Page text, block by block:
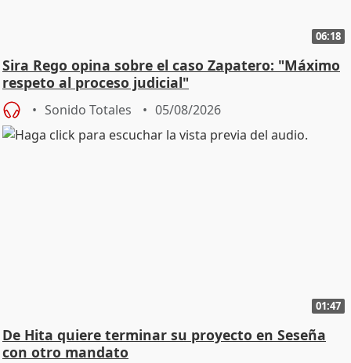
06:18
Sira Rego opina sobre el caso Zapatero: "Máximo
respeto al proceso judicial"
Sonido Totales 05/08/2026
01:47
De Hita quiere terminar su proyecto en Seseña
con otro mandato